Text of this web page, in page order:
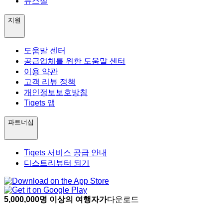
지원
도움말 센터
공급업체를 위한 도움말 센터
이용 약관
고객 리뷰 정책
개인정보보호방침
Tiqets 앱
파트너십
Tiqets 서비스 공급 안내
디스트리뷰터 되기
5,000,000명 이상의 여행자가다운로드